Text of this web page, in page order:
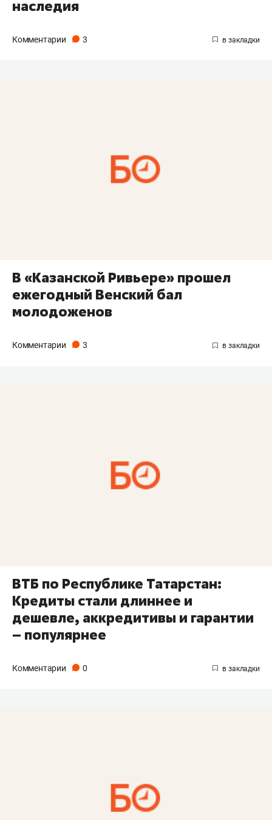
наследия
Комментарии 3
В «Казанской Ривьере» прошел
ежегодный Венский бал
молодоженов
Комментарии 3
ВТБ по Республике Татарстан:
Кредиты стали длиннее и
дешевле, аккредитивы и гарантии
– популярнее
Комментарии 0